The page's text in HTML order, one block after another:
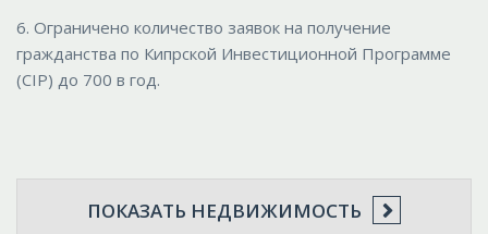
6. Ограничено количество заявок на получение
гражданства по Кипрской Инвестиционной Программе
(CIP) до 700 в год.
ПОКАЗАТЬ НЕДВИЖИМОСТЬ